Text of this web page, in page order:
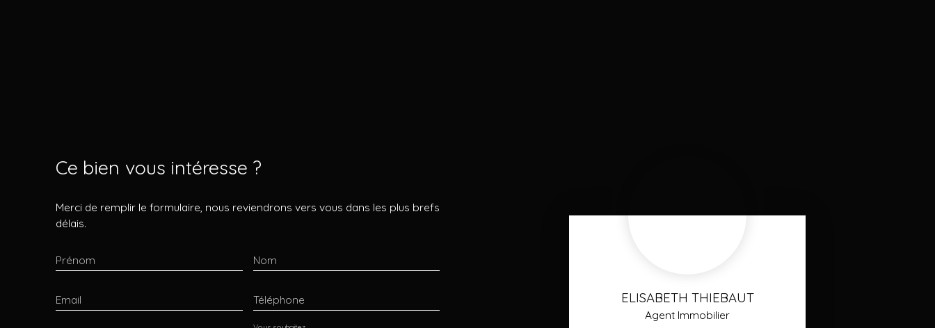
Ce bien vous intéresse ?
Merci de remplir le formulaire, nous reviendrons vers vous dans les plus brefs
délais.
Prénom Nom
Email Téléphone ELISABETH THIEBAUT
Agent Immobilier